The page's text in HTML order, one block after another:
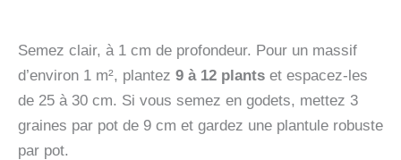
Semez clair, à 1 cm de profondeur. Pour un massif
d’environ 1 m², plantez 9 à 12 plants et espacez-les
de 25 à 30 cm. Si vous semez en godets, mettez 3
graines par pot de 9 cm et gardez une plantule robuste
par pot.